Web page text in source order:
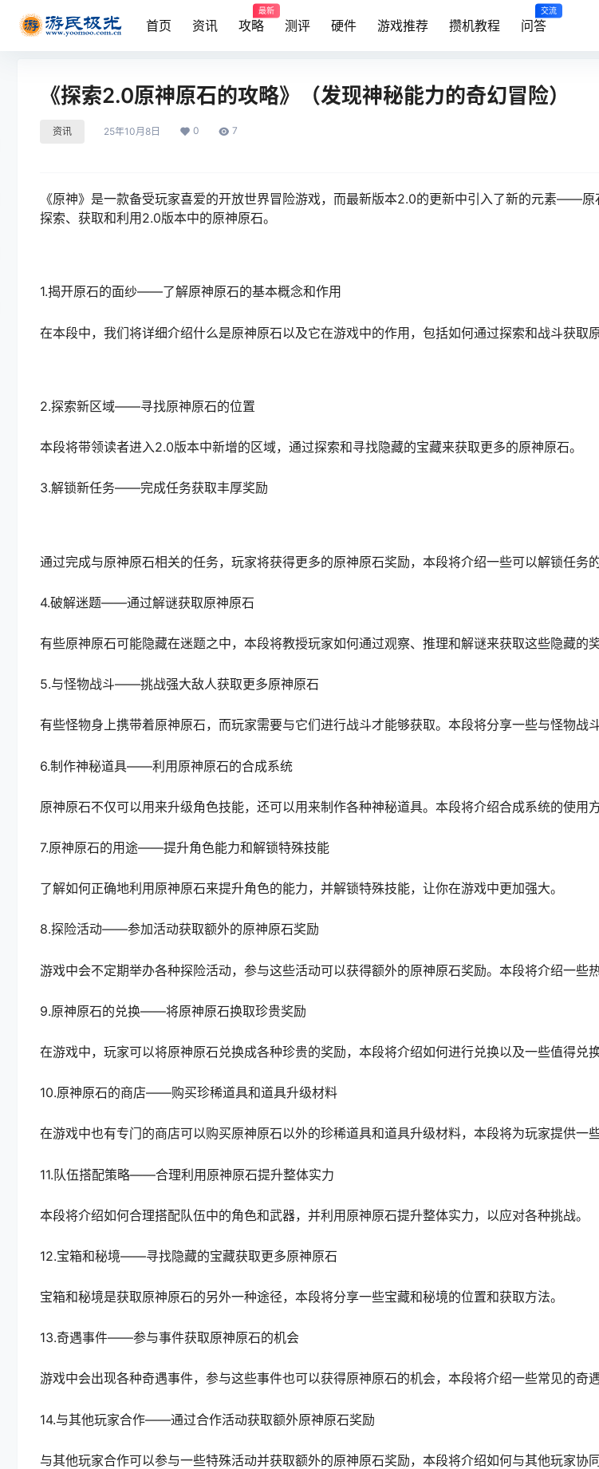
首页 资讯 攻略
最新
测评 硬件 游戏推荐 攒机教程 问答
交流
《探索2.0原神原石的攻略》（发现神秘能力的奇幻冒险）
资讯 25年10月8日 0 7
《原神》是一款备受玩家喜爱的开放世界冒险游戏，而最新版本2.0的更新中引入了新的元素——
探索、获取和利用2.0版本中的原神原石。
1.揭开原石的面纱——了解原神原石的基本概念和作用
在本段中，我们将详细介绍什么是原神原石以及它在游戏中的作用，包括如何通过探索和战斗获取原
2.探索新区域——寻找原神原石的位置
本段将带领读者进入2.0版本中新增的区域，通过探索和寻找隐藏的宝藏来获取更多的原神原石。
3.解锁新任务——完成任务获取丰厚奖励
通过完成与原神原石相关的任务，玩家将获得更多的原神原石奖励，本段将介绍一些可以解锁任务
4.破解迷题——通过解谜获取原神原石
有些原神原石可能隐藏在迷题之中，本段将教授玩家如何通过观察、推理和解谜来获取这些隐藏的奖
5.与怪物战斗——挑战强大敌人获取更多原神原石
有些怪物身上携带着原神原石，而玩家需要与它们进行战斗才能够获取。本段将分享一些与怪物战
6.制作神秘道具——利用原神原石的合成系统
原神原石不仅可以用来升级角色技能，还可以用来制作各种神秘道具。本段将介绍合成系统的使用
7.原神原石的用途——提升角色能力和解锁特殊技能
了解如何正确地利用原神原石来提升角色的能力，并解锁特殊技能，让你在游戏中更加强大。
8.探险活动——参加活动获取额外的原神原石奖励
游戏中会不定期举办各种探险活动，参与这些活动可以获得额外的原神原石奖励。本段将介绍一些
9.原神原石的兑换——将原神原石换取珍贵奖励
在游戏中，玩家可以将原神原石兑换成各种珍贵的奖励，本段将介绍如何进行兑换以及一些值得兑换
10.原神原石的商店——购买珍稀道具和道具升级材料
在游戏中也有专门的商店可以购买原神原石以外的珍稀道具和道具升级材料，本段将为玩家提供一
11.队伍搭配策略——合理利用原神原石提升整体实力
本段将介绍如何合理搭配队伍中的角色和武器，并利用原神原石提升整体实力，以应对各种挑战。
12.宝箱和秘境——寻找隐藏的宝藏获取更多原神原石
宝箱和秘境是获取原神原石的另外一种途径，本段将分享一些宝藏和秘境的位置和获取方法。
13.奇遇事件——参与事件获取原神原石的机会
游戏中会出现各种奇遇事件，参与这些事件也可以获得原神原石的机会，本段将介绍一些常见的奇
14.与其他玩家合作——通过合作活动获取额外原神原石奖励
与其他玩家合作可以参与一些特殊活动并获取额外的原神原石奖励，本段将介绍如何与其他玩家协